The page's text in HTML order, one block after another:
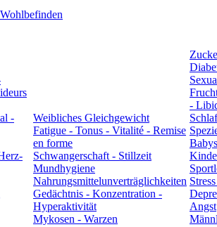
-
Weibliches Gleichgewicht
Fatigue - Tonus - Vitalité - Remise
en forme
Schwangerschaft - Stillzeit
Mundhygiene
Nahrungsmittelunverträglichkeiten
Gedächtnis - Konzentration -
Hyperaktivität
Mykosen - Warzen
-
Angst